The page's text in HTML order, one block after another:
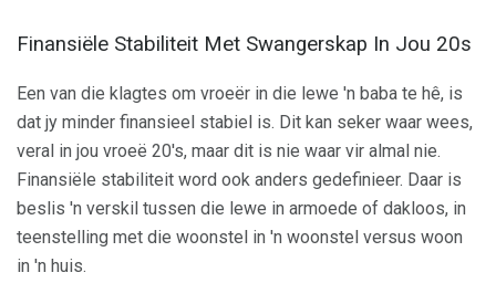
Finansiële Stabiliteit Met Swangerskap In Jou 20s
Een van die klagtes om vroeër in die lewe 'n baba te hê, is
dat jy minder finansieel stabiel is. Dit kan seker waar wees,
veral in jou vroeë 20's, maar dit is nie waar vir almal nie.
Finansiële stabiliteit word ook anders gedefinieer. Daar is
beslis 'n verskil tussen die lewe in armoede of dakloos, in
teenstelling met die woonstel in 'n woonstel versus woon
in 'n huis.